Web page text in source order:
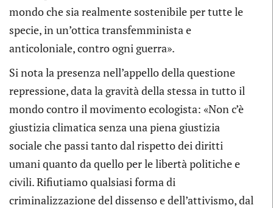
mondo che sia realmente sostenibile per tutte le
specie, in un’ottica transfemminista e
anticoloniale, contro ogni guerra».
Si nota la presenza nell’appello della questione
repressione, data la gravità della stessa in tutto il
mondo contro il movimento ecologista: «Non c’è
giustizia climatica senza una piena giustizia
sociale che passi tanto dal rispetto dei diritti
umani quanto da quello per le libertà politiche e
civili. Rifiutiamo qualsiasi forma di
criminalizzazione del dissenso e dell’attivismo, dal